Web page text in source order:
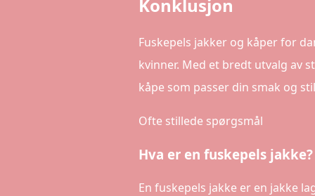
Konklusjon
Fuskepels jakker og kåper for
kvinner. Med et bredt utvalg av
kåpe som passer din smak og
Ofte stillede spørgsmål
Hva er en fuskepels jakke?
En fuskepels jakke er en jakke